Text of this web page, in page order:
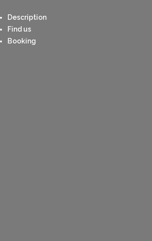
Description
Find us
Booking